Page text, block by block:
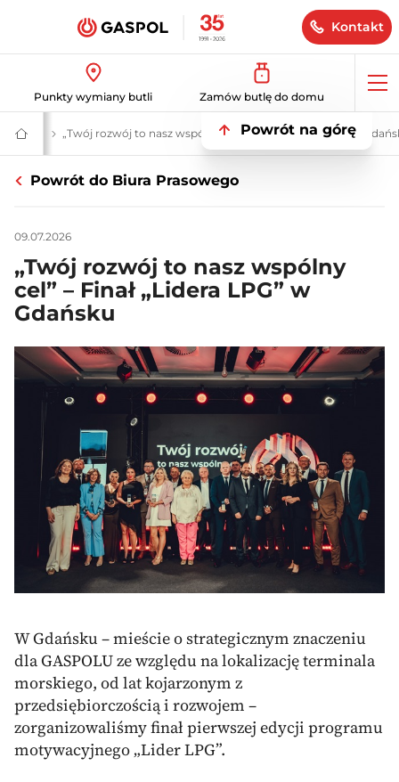
Kontakt
Punkty wymiany butli Zamów butlę do domu
Powrót na górę
GASPOL
–
płynny,
zbiornikowe
i
hybrydowe
„Twój rozwój to nasz wspólny cel” – Finał „Lidera LPG” w
Powrót do Biura Prasowego
09.07.2026
„Twój rozwój to nasz wspólny
cel” – Finał „Lidera LPG” w
Gdańsku
W Gdańsku – mieście o strategicznym znaczeniu
dla GASPOLU ze względu na lokalizację terminala
morskiego, od lat kojarzonym z
przedsiębiorczością i rozwojem –
zorganizowaliśmy finał pierwszej edycji programu
motywacyjnego „Lider LPG”.